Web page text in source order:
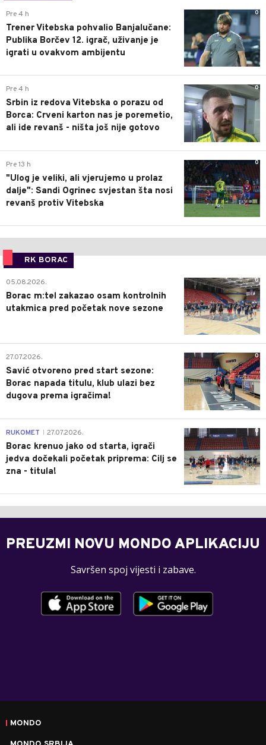
0
Pre 4 h
Trener Vitebska pohvalio Banjalučane:
Publika Borčev 12. igrač, uživanje je
igrati u ovakvom ambijentu
0
Pre 4 h
Srbin iz redova Vitebska o porazu od
Borca: Crveni karton nas je poremetio,
ali ide revanš - ništa još nije gotovo
0
Pre 13 h
"Ulog je veliki, ali vjerujemo u prolaz
dalje": Sandi Ogrinec svjestan šta nosi
revanš protiv Vitebska
RK BORAC
0
05.08.2026.
Borac m:tel zakazao osam kontrolnih
utakmica pred početak nove sezone
0
27.07.2026.
Savić otvoreno pred start sezone:
Borac napada titulu, klub ulazi bez
dugova prema igračima!
0
RUKOMET 27.07.2026.
Borac krenuo jako od starta, igrači
jedva dočekali početak priprema: Cilj se
zna - titula!
PREUZMI NOVU MONDO APLIKACIJU
Savršen spoj vijesti i zabave.
MONDO